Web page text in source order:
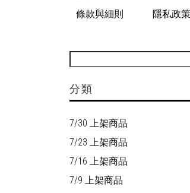
條款與細則
隱私政策
分類
7/30 上架商品
7/23 上架商品
7/16 上架商品
7/9 上架商品